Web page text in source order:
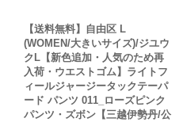
【送料無料】自由区 L
(WOMEN/大きいサイズ)/ジユウ
クL【新色追加・人気のため再
入荷・ウエストゴム】ライトフ
ィールジャージータックテーパ
ード パンツ 011_ローズピンク
パンツ・ズボン【三越伊勢丹/公